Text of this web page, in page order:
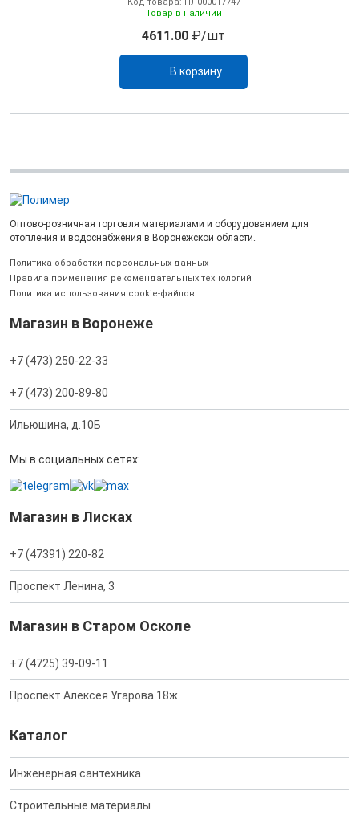
Товар в наличии
4611.00 ₽/шт
В корзину
Оптово-розничная торговля материалами и оборудованием для
отопления и водоснабжения в Воронежской области.
Политика обработки персональных данных
Правила применения рекомендательных технологий
Политика использования cookie-файлов
Магазин в Воронеже
+7 (473) 250-22-33
+7 (473) 200-89-80
Ильюшина, д.10Б
Мы в социальных сетях:
Магазин в Лисках
+7 (47391) 220-82
Проспект Ленина, 3
Магазин в Старом Осколе
+7 (4725) 39-09-11
Проспект Алексея Угарова 18ж
Каталог
Инженерная сантехника
Строительные материалы